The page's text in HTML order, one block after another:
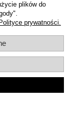
plików do
prywatności.